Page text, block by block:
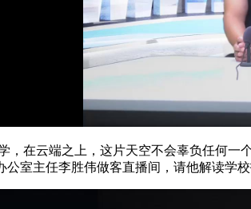
，在云端之上，这片天空不会辜负任何一
公室主任李胜伟做客直播间，请他解读学